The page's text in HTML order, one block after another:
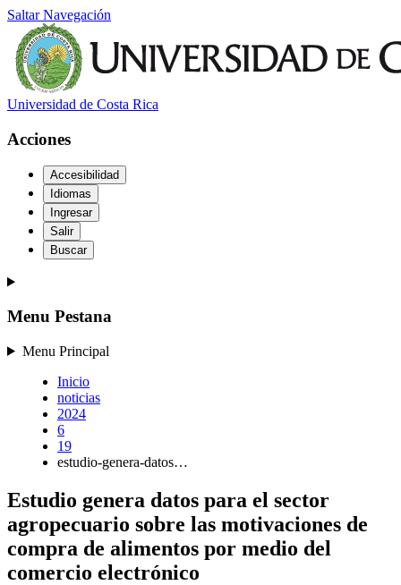
Saltar Navegación
Universidad de Costa Rica
Acciones
Accesibilidad
Idiomas
Ingresar
Salir
Buscar
Menu Pestana
Menu Principal
Inicio
noticias
2024
6
19
estudio-genera-datos…
Estudio genera datos para el sector
agropecuario sobre las motivaciones de
compra de alimentos por medio del
comercio electrónico